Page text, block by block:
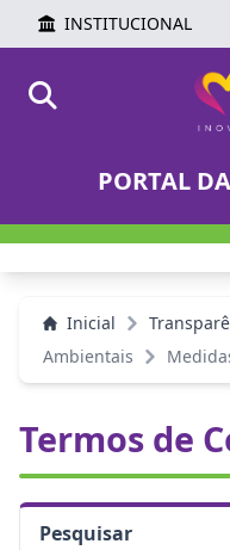
INSTITUCIONAL
PORTAL
Inicial
Ambientais
Termos de
Pesquisar